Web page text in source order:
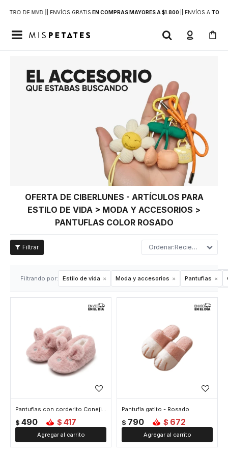
DE MVD | | ENVÍOS GRATIS EN COMPRAS MAYORES A $1.800 | ENVÍOS ATODO

OFERTA DE CIBERLUNES - ARTÍCULOS PARA
ESTILO DE VIDA > MODA Y ACCESORIOS >
PANTUFLAS COLOR ROSADO
Recientes
Filtrando por: Estilo de vida Moda y accesorios Pantuflas
Pantuflas con corderito Conejito - Rosado
$ 490 $ 417
Pantufla gatito - Rosado
$ 790 $ 672